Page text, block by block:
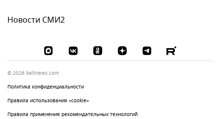
Новости СМИ2
© 2026 baltnews.com
Политика конфиденциальности
Правила использования «cookie»
Правила применения рекомендательных технологий